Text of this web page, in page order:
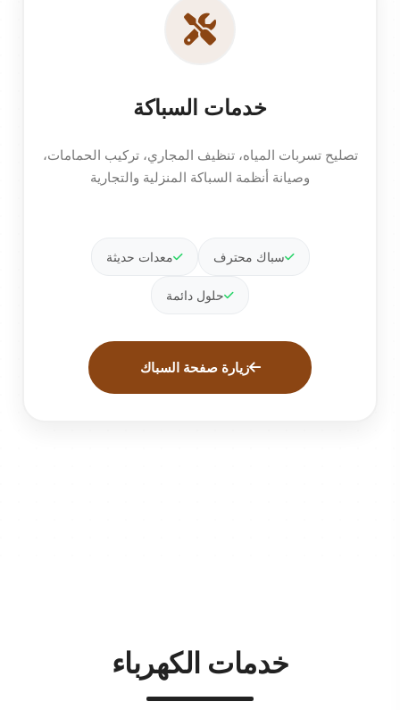
خدمات السباكة
تصليح تسربات المياه، تنظيف المجاري، تركيب الحمامات،
وصيانة أنظمة السباكة المنزلية والتجارية
سباك محترف معدات حديثة
حلول دائمة
زيارة صفحة السباك
خدمات الكهرباء